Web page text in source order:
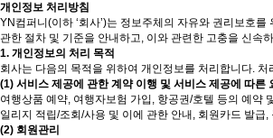
개인정보 처리방침
YN컴퍼니(이하 ‘회사’)는 정보주체의 자유와 권리보호
관한 절차 및 기준을 안내하고, 이와 관련한 고충을 신속
1. 개인정보의 처리 목적
회사는 다음의 목적을 위하여 개인정보를 처리합니다.
(1) 서비스 제공에 관한 계약 이행 및 서비스 제공에 따른
여행상품 예약, 여행자보험 가입, 항공권/호텔 등의 예약
일리지 적립/조회/사용 및 이에 관한 안내, 회원카드 발
(2) 회원관리